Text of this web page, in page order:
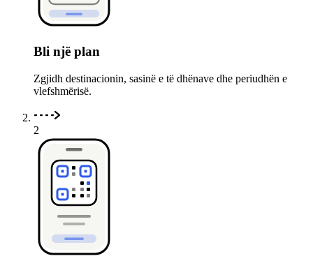
Bli një plan
Zgjidh destinacionin, sasinë e të dhënave dhe periudhën e
vlefshmërisë.
2